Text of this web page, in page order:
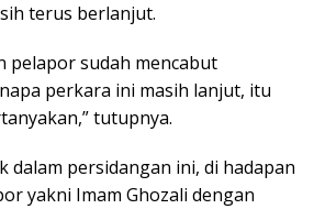
terus berlanjut.
pelapor sudah mencabut
perkara ini masih lanjut, itu
tutupnya.
dalam persidangan ini, di hadapan
yakni Imam Ghozali dengan